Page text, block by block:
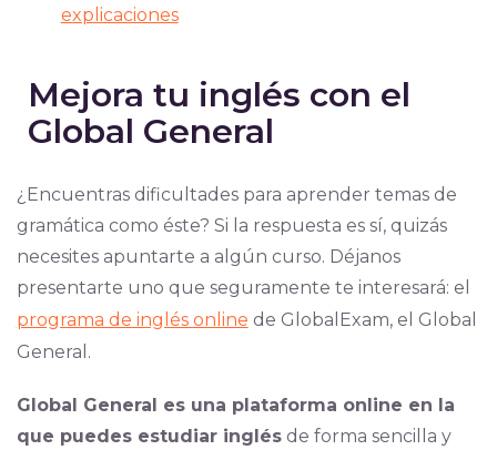
explicaciones
Mejora tu inglés con el
Global General
¿Encuentras dificultades para aprender temas de
gramática como éste? Si la respuesta es sí, quizás
necesites apuntarte a algún curso. Déjanos
presentarte uno que seguramente te interesará: el
programa de inglés online de GlobalExam, el Global
General.
Global General es una plataforma online en la
que puedes estudiar inglésde forma sencilla y